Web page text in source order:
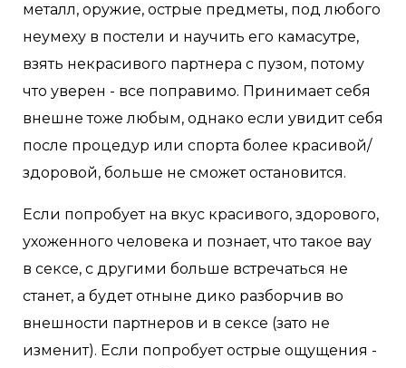
металл, оружие, острые предметы, под любого
неумеху в постели и научить его камасутре,
взять некрасивого партнера с пузом, потому
что уверен - все поправимо. Принимает себя
внешне тоже любым, однако если увидит себя
после процедур или спорта более красивой/
здоровой, больше не сможет остановится.
Если попробует на вкус красивого, здорового,
ухоженного человека и познает, что такое вау
в сексе, с другими больше встречаться не
станет, а будет отныне дико разборчив во
внешности партнеров и в сексе (зато не
изменит). Если попробует острые ощущения -